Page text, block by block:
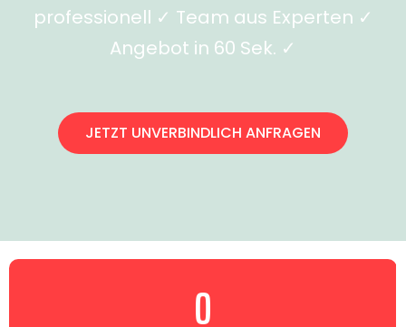
professionell ✓ Team aus Experten ✓
Angebot in 60 Sek. ✓
JETZT UNVERBINDLICH ANFRAGEN
0